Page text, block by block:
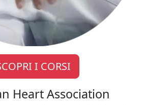
I CORSI
Heart Association